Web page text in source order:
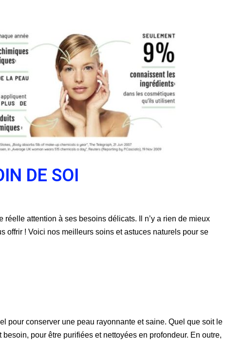
DE SOI
réelle attention à ses besoins délicats. Il n’y a rien de mieux
offrir ! Voici nos meilleurs soins et astuces naturels pour se
pour conserver une peau rayonnante et saine. Quel que soit le
pour être purifiées et nettoyées en profondeur. En outre,